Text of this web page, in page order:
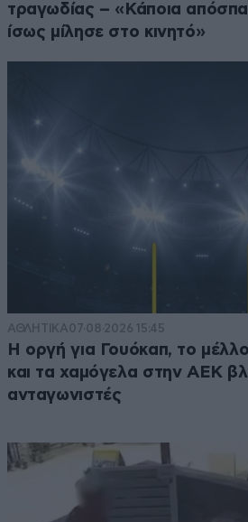
τραγωδίας – «Κάποια
ίσως μίλησε στο κινητό»
ΑΘΛΗΤΙΚΑ07·08·2026 15:45
Η οργή για Γουόκαπ, το
και τα χαμόγελα στην ΑΕΚ
ανταγωνιστές